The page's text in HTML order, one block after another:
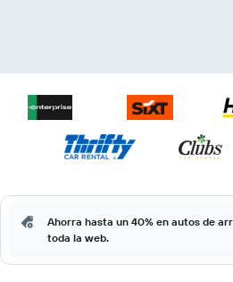
Ahorra hasta un 40% en autos de
toda la web.